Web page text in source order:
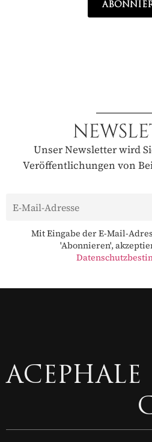
Unser Newsletter wird
Veröffentlichungen von
Mit Eingabe der E-Mail-
'Abonnieren',
ACEPHALE